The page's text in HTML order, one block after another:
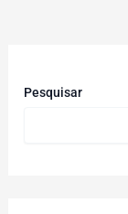
Pesquisar